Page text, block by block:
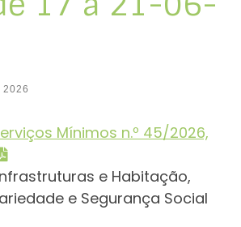
2026
Mínimos n.º 45/2026,
e Habitação,
e Segurança Social